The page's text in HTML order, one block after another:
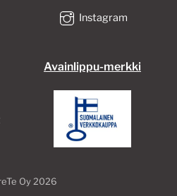
Instagram
Avainlippu-merkki
Oy2026